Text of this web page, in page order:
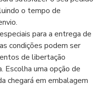
o tempo de
para a entrega de
condições podem ser
de libertação
Escolha uma opção de
chegará em embalagem